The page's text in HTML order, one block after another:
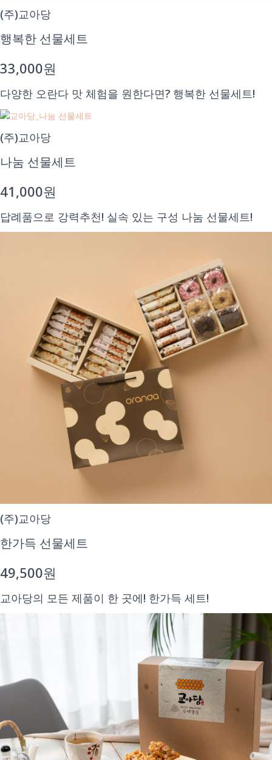
(주)교아당
행복한 선물세트
33,000원
다양한 오란다 맛 체험을 원한다면? 행복한 선물세트!
(주)교아당
나눔 선물세트
41,000원
답례품으로 강력추천! 실속 있는 구성 나눔 선물세트!
(주)교아당
한가득 선물세트
49,500원
교아당의 모든 제품이 한 곳에! 한가득 세트!